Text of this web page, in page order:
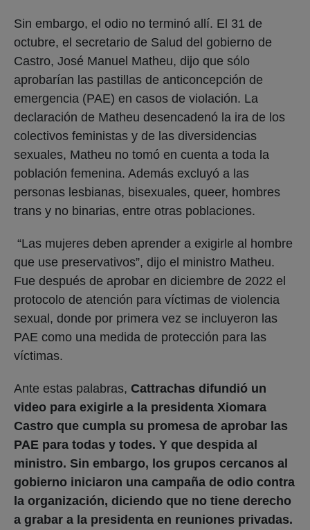
Sin embargo, el odio no terminó allí. El 31 de
octubre, el secretario de Salud del gobierno de
Castro, José Manuel Matheu, dijo que sólo
aprobarían las pastillas de anticoncepción de
emergencia (PAE) en casos de violación. La
declaración de Matheu desencadenó la ira de los
colectivos feministas y de las diversidencias
sexuales, Matheu no tomó en cuenta a toda la
población femenina. Además excluyó a las
personas lesbianas, bisexuales, queer, hombres
trans y no binarias, entre otras poblaciones.
“Las mujeres deben aprender a exigirle al hombre
que use preservativos”, dijo el ministro Matheu.
Fue después de aprobar en diciembre de 2022 el
protocolo de atención para víctimas de violencia
sexual, donde por primera vez se incluyeron las
PAE como una medida de protección para las
víctimas.
Ante estas palabras, Cattrachas difundió un
video para exigirle a la presidenta Xiomara
Castro que cumpla su promesa de aprobar las
PAE para todas y todes. Y que despida al
ministro. Sin embargo, los grupos cercanos al
gobierno iniciaron una campaña de odio contra
la organización, diciendo que no tiene derecho
a grabar a la presidenta en reuniones privadas.